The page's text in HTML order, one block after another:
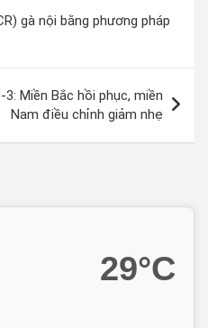
gà nội bằng phương pháp
Miền Bắc hồi phục, miền
Nam điều chỉnh giảm nhẹ
29°C